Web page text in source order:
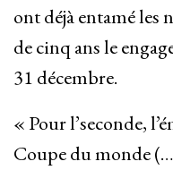
ont déjà entamé
de cinq ans le
31 décembre.
« Pour l’seconde,
Coupe du monde